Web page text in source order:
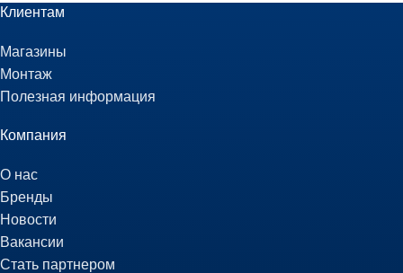
Клиентам
Магазины
Монтаж
Полезная информация
Компания
О нас
Бренды
Новости
Вакансии
Стать партнером